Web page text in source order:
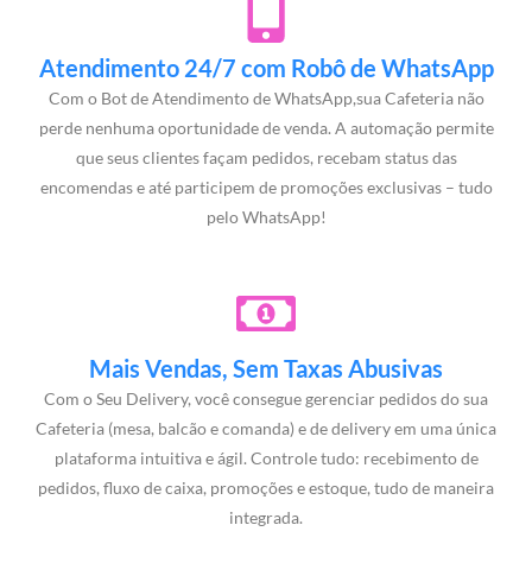
Atendimento 24/7 com Robô de WhatsApp
Com o Bot de Atendimento de WhatsApp,sua Cafeteria não
perde nenhuma oportunidade de venda. A automação permite
que seus clientes façam pedidos, recebam status das
encomendas e até participem de promoções exclusivas – tudo
pelo WhatsApp!
Mais Vendas, Sem Taxas Abusivas
Com o Seu Delivery, você consegue gerenciar pedidos do sua
Cafeteria (mesa, balcão e comanda) e de delivery em uma única
plataforma intuitiva e ágil. Controle tudo: recebimento de
pedidos, fluxo de caixa, promoções e estoque, tudo de maneira
integrada.